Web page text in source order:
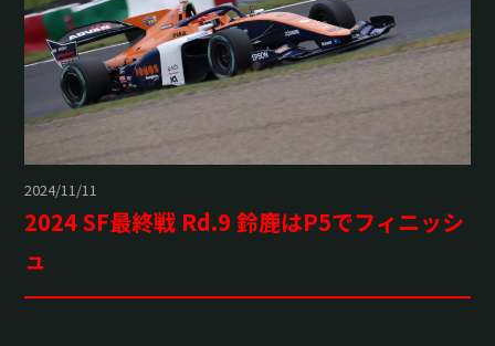
2024/11/11
2024 SF最終戦 Rd.9 鈴鹿はP5でフィニッシ
ュ